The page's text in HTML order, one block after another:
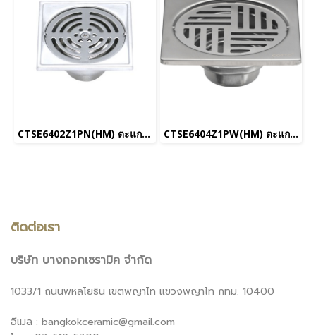
CTSE6402Z1PN(HM) ตะแกรงน้ำทิ้งสเเตนเลสเหลี่ยมหน้าแปลน 3.5 นิ้ว CTSE6404Z1PW(HM) ตะแกรงน้ำทิ้งสเเตนเลสเหลี่ยมหน้าแปลน 3.5 นิ้ว
ติดต่อเรา
บริษัท บางกอกเซรามิค จำกัด
1033/1 ถนนพหลโยธิน เขตพญาไท แขวงพญาไท กทม. 10400
อีเมล : bangkokceramic@gmail.com